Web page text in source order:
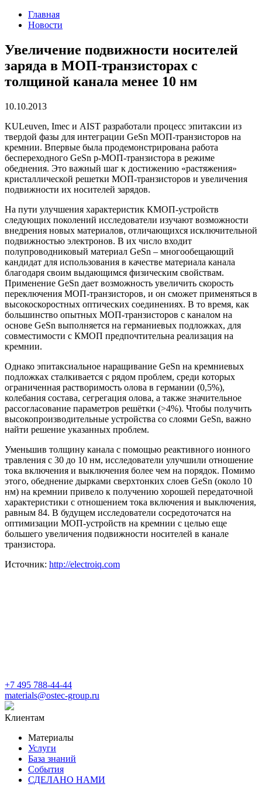
Главная
Новости
Увеличение подвижности носителей
заряда в МОП-транзисторах с
толщиной канала менее 10 нм
10.10.2013
KULeuven, Imec и AIST разработали процесс эпитаксии из
твердой фазы для интеграции GeSn МОП-транзисторов на
кремнии. Впервые была продемонстрирована работа
беспереходного GeSn p-МОП-транзистора в режиме
обеднения. Это важный шаг к достижению «растяжения»
кристаллической решетки МОП-транзисторов и увеличения
подвижности их носителей зарядов.
На пути улучшения характеристик КМОП-устройств
следующих поколений исследователи изучают возможности
внедрения новых материалов, отличающихся исключительной
подвижностью электронов. В их число входит
полупроводниковый материал GeSn – многообещающий
кандидат для использования в качестве материала канала
благодаря своим выдающимся физическим свойствам.
Применение GeSn дает возможность увеличить скорость
переключения МОП-транзисторов, и он сможет применяться в
высокоскоростных оптических соединениях. В то время, как
большинство опытных МОП-транзисторов с каналом на
основе GeSn выполняется на германиевых подложках, для
совместимости с КМОП предпочтительна реализация на
кремнии.
Однако эпитаксиальное наращивание GeSn на кремниевых
подложках сталкивается с рядом проблем, среди которых
ограниченная растворимость олова в германии (0,5%),
колебания состава, сегрегация олова, а также значительное
рассогласование параметров решётки (>4%). Чтобы получить
высокопроизводительные устройства со слоями GeSn, важно
найти решение указанных проблем.
Уменьшив толщину канала с помощью реактивного ионного
травления с 30 до 10 нм, исследователи улучшили отношение
тока включения и выключения более чем на порядок. Помимо
этого, обеднение дырками сверхтонких слоев GeSn (около 10
нм) на кремнии привело к получению хорошей передаточной
характеристики с отношением тока включения и выключения,
равным 84. В будущем исследователи сосредоточатся на
оптимизации МОП-устройств на кремнии с целью еще
большего увеличения подвижности носителей в канале
транзистора.
Источник: http://electroiq.com
+7 495 788-44-44
materials@ostec-group.ru
Клиентам
Материалы
Услуги
База знаний
События
СДЕЛАНО НАМИ